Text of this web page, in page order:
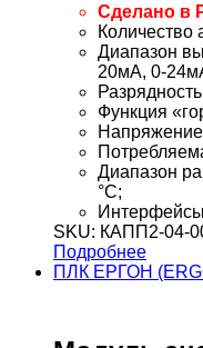
Сделано в
Количество
Диапазон
20мА, 0-
Функция
Напряжение
Диапазон
°С;
SKU: КАПП2-04-
Подробнее
ПЛК ЕРГОН